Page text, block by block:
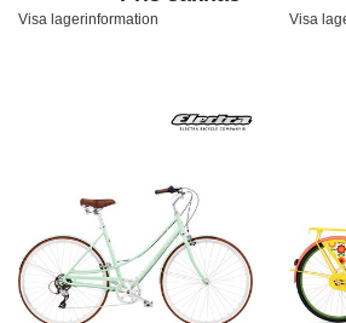
Visa lagerinformation Visa